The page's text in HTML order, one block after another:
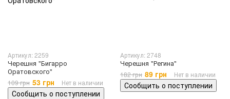
Артикул: 2259
Черешня "Бигарро
Оратовского"
109 грн 53 грн Нет в наличии
Сообщить о поступлении
Артикул: 2748
Черешня "Регина"
182 грн 89 грн Нет в наличии
Сообщить о поступлении